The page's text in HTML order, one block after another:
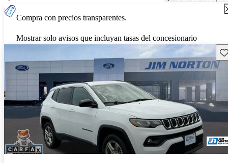
Compra con precios transparentes.
Mostrar solo avisos que incluyan tasas del concesionario